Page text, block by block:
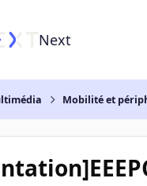
Next
Mobilité et